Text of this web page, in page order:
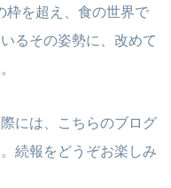
枠を超え、食の世界で
るその姿勢に、改めて
には、こちらのブログ
続報をどうぞお楽しみ